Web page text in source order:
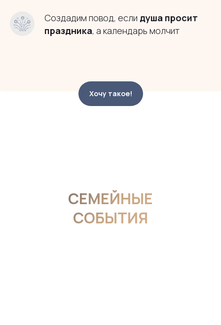
Создадим повод, если душа просит
праздника, а календарь молчит
Хочу такое!
СЕМЕЙНЫЕ
СОБЫТИЯ